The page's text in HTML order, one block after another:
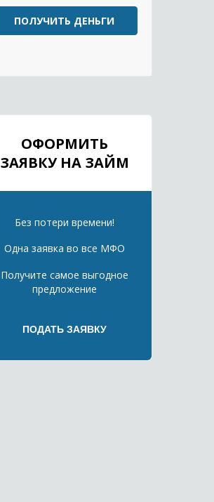
ПОЛУЧИТЬ ДЕНЬГИ
ОФОРМИТЬ
ЗАЯВКУ НА ЗАЙМ
Без потери времени!
Одна заявка во все МФО
Получите самое выгодное
предложение